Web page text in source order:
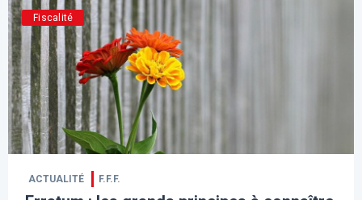
Fiscalité
ACTUALITÉ F.F.F.